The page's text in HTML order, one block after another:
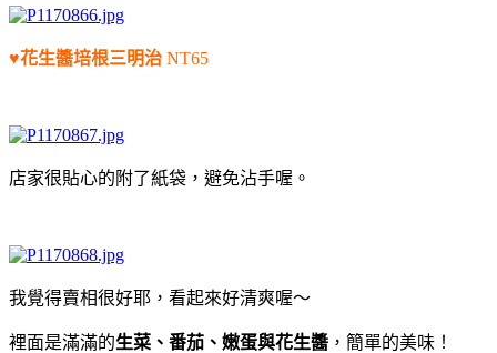
♥花生醬培根三明治 NT65
店家很貼心的附了紙袋，避免沾手喔。
我覺得賣相很好耶，看起來好清爽喔～
裡面是滿滿的生菜、番茄、嫩蛋與花生醬 ，簡單的美味！